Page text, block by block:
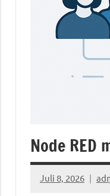
Node
Juli 8, 2026